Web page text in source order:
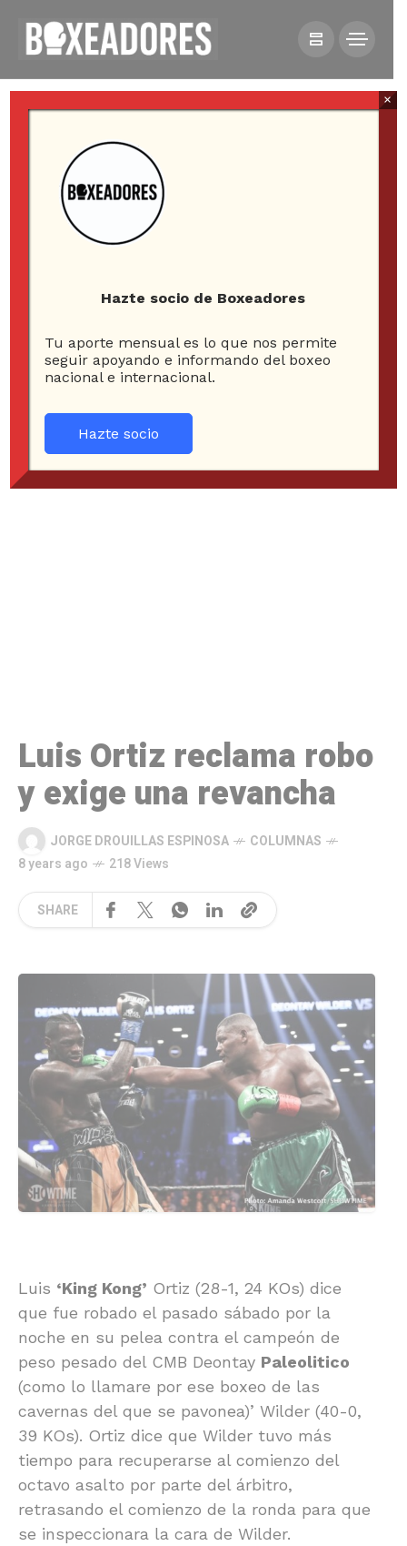
COLUMNAS
Luis Ortiz reclama robo
y exige una revancha
JORGE DROUILLAS ESPINOSA
COLUMNAS
8 years ago
218 Views
SHARE
Luis ‘King Kong’ Ortiz (28-1, 24 KOs) dice
que fue robado el pasado sábado por la
noche en su pelea contra el campeón de
peso pesado del CMB Deontay Paleolitico
(como lo llamare por ese boxeo de las
cavernas del que se pavonea)’ Wilder (40-0,
39 KOs). Ortiz dice que Wilder tuvo más
tiempo para recuperarse al comienzo del
octavo asalto por parte del árbitro,
retrasando el comienzo de la ronda para que
se inspeccionara la cara de Wilder.
Hazte socio de Boxeadores
Tu aporte mensual es lo que nos permite
seguir apoyando e informando del boxeo
nacional e internacional.
Hazte socio
×